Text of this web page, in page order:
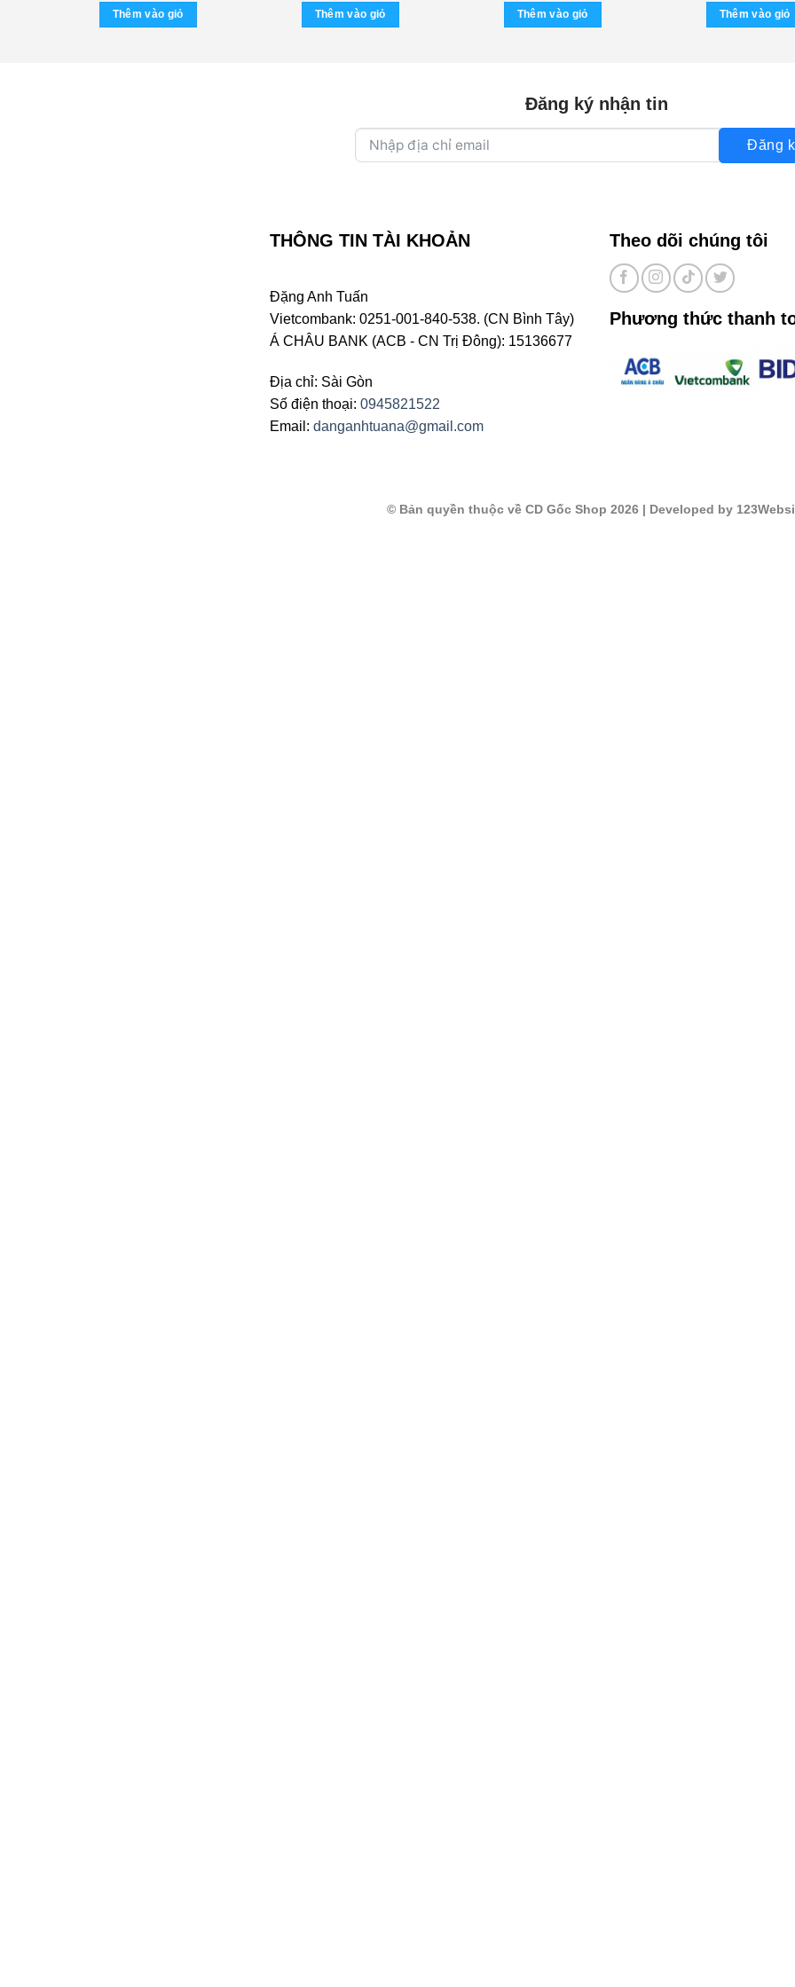
là:
7.000.000 ₫.
Thêm vào giỏ Thêm vào giỏ Thêm vào giỏ Thêm vào giỏ
Đăng ký nhận tin
Đăng
THÔNG TIN TÀI KHOẢN
Đặng Anh Tuấn
Vietcombank: 0251-001-840-538. (CN Bình Tây)
Á CHÂU BANK (ACB - CN Trị Đông): 15136677
Địa chỉ: Sài Gòn
Số điện thoại: 0945821522
Email: danganhtuana@gmail.com
Theo dõi chúng tôi
Phương thức thanh
© Bản quyền thuộc về CD Gốc Shop 2026| Developed by